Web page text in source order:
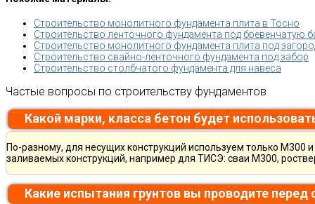
Строительство монолитного фундамента плита в Тосно
Строительство ленточного фундамента под бревенчатую
Строительство монолитного фундамента плита под
Строительство свайно-ленточного фундамента под забор
Строительство столбчатого фундамента для навеса
Частые вопросы по строительству фундаментов
Какой марки, класса бетон будет
По-разному, для несущих конструкций используем только М300
заливаемых конструкций, например для ТИСЭ: сваи М300,
Какие испытания грунтов вы проводите перед